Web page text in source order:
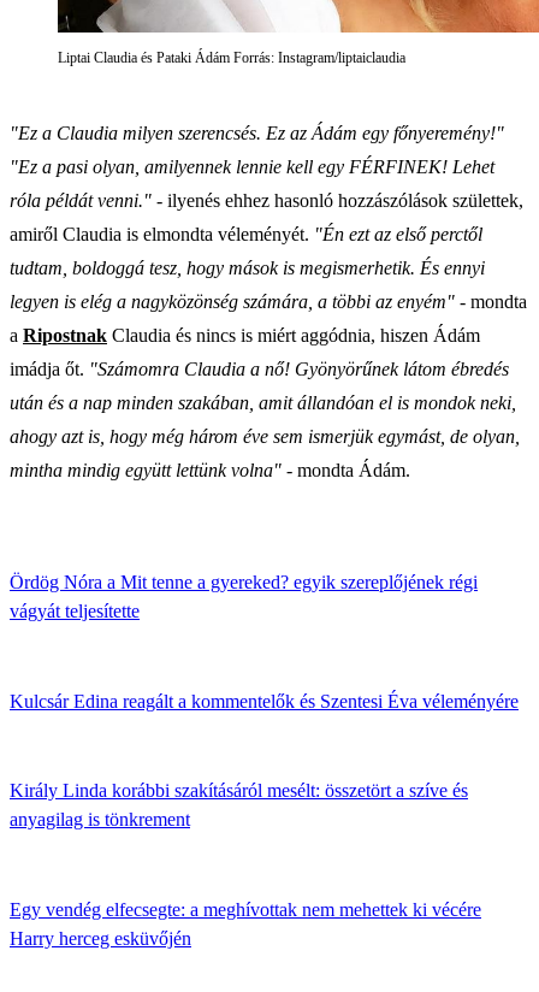
Liptai Claudia és Pataki Ádám Forrás: Instagram/liptaiclaudia
"Ez a Claudia milyen szerencsés. Ez az Ádám egy főnyeremény!"
"Ez a pasi olyan, amilyennek lennie kell egy FÉRFINEK! Lehet
róla példát venni." - ilyenés ehhez hasonló hozzászólások születtek,
amiről Claudia is elmondta véleményét. "Én ezt az első perctől
tudtam, boldoggá tesz, hogy mások is megismerhetik. És ennyi
legyen is elég a nagyközönség számára, a többi az enyém" - mondta
a Ripostnak Claudia és nincs is miért aggódnia, hiszen Ádám
imádja őt. "Számomra Claudia a nő! Gyönyörűnek látom ébredés
után és a nap minden szakában, amit állandóan el is mondok neki,
ahogy azt is, hogy még három éve sem ismerjük egymást, de olyan,
mintha mindig együtt lettünk volna" - mondta Ádám.
Ördög Nóra a Mit tenne a gyereked? egyik szereplőjének régi
vágyát teljesítette
Kulcsár Edina reagált a kommentelők és Szentesi Éva véleményére
Király Linda korábbi szakításáról mesélt: összetört a szíve és
anyagilag is tönkrement
Egy vendég elfecsegte: a meghívottak nem mehettek ki vécére
Harry herceg esküvőjén